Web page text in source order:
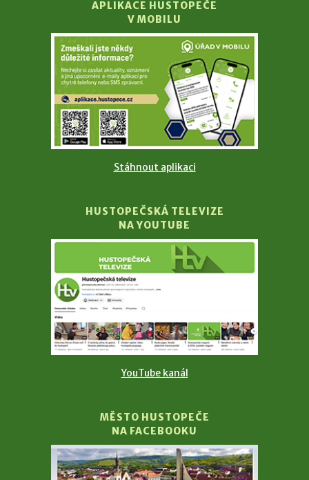
APLIKACE HUSTOPEČE
V MOBILU
Stáhnout aplikaci
HUSTOPEČSKÁ TELEVIZE
NA YOUTUBE
YouTube kanál
MĚSTO HUSTOPEČE
NA FACEBOOKU